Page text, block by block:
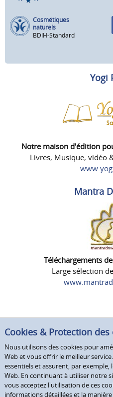
Cosmétiques
naturels
BDIH-Standard
Yogi
Notre maison d'édition
Livres, Musique, vidéo
Mantra
Téléchargements
Large sélection
Cookies & Protection des
Nous utilisons des cookies pour
Web et vous offrir le meilleur
essentiels et assurent, par
Web. En continuant à utiliser notre
vous acceptez l'utilisation de ces
informations détaillées et la